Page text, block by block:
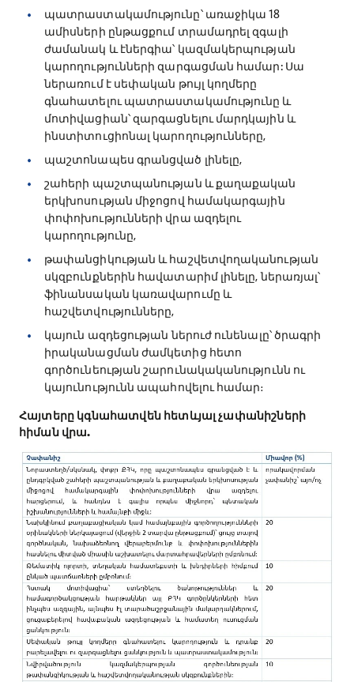
պատրաստակամությունը՝ առաջիկա 18
ամիսների ընթացքում տրամադրել զգալի
ժամանակ և էներգիա՝ կազմակերպության
կարողությունների զարգացման համար: Սա
ներառում է սեփական թույլ կողմերը
գնահատելու պատրաստակամությունը և
մոտիվացիան՝ զարգացնելու մարդկային և
ինստիտուցիոնալ կարողությունները,
պաշտոնապես գրանցված լինելը,
շահերի պաշտպանության և քաղաքական
երկխոսության միջոցով համակարգային
փոփոխությունների վրա ազդելու
կարողությունը,
թափանցիկության և հաշվետվողականության
սկզբունքներին հավատարիմ լինելը, ներառյալ՝
ֆինանսական կառավարումը և
հաշվետվությունները,
կայուն ազդեցության ներուժ ունենալը՝ ծրագրի
իրականացման ժամկետից հետո
գործունեության շարունակականությունն ու
կայունությունն ապահովելու համար։
Հայտերը կգնահատվեն հետևյալ չափանիշների
հիման վրա.